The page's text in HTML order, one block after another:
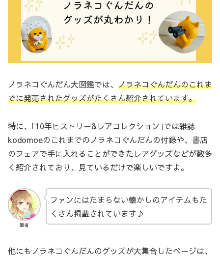
ノラネコぐんだん大図鑑では、 ノラネコぐんだんのこれま
でに発売されたグッズがたくさん紹介されています。
特に、｢10年ヒストリー&レアコレクション｣では雑誌
kodomoeのこれまでのノラネコぐんだんの付録や、書店
のフェアで手に入れることができたレアグッズなどが数多
く紹介されており、見ているだけで楽しいですよ。
筆者
ファンにはたまらない懐かしのアイテムもた
くさん掲載されています♪
他にもノラネコぐんだんのグッズが大集合したページは、